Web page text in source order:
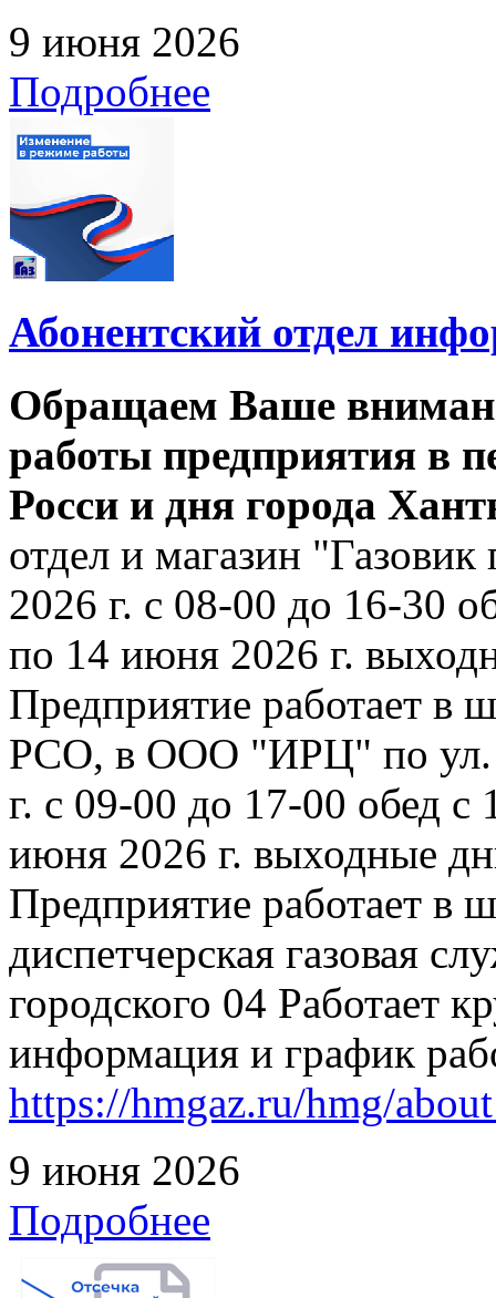
9 июня 2026
Подробнее
Абонентский отдел
Обращаем Ваше
работы предприятия в
Росси и дня города
отдел и магазин
2026 г. с 08-00 до 16-30
по 14 июня 2026 г.
Предприятие работает в
РСО, в ООО "ИРЦ" по ул.
г. с 09-00 до 17-00 обед
июня 2026 г. выходные
Предприятие работает в
диспетчерская газовая
городского 04 Работает
информация и график
https://hmgaz.ru/hmg/
9 июня 2026
Подробнее